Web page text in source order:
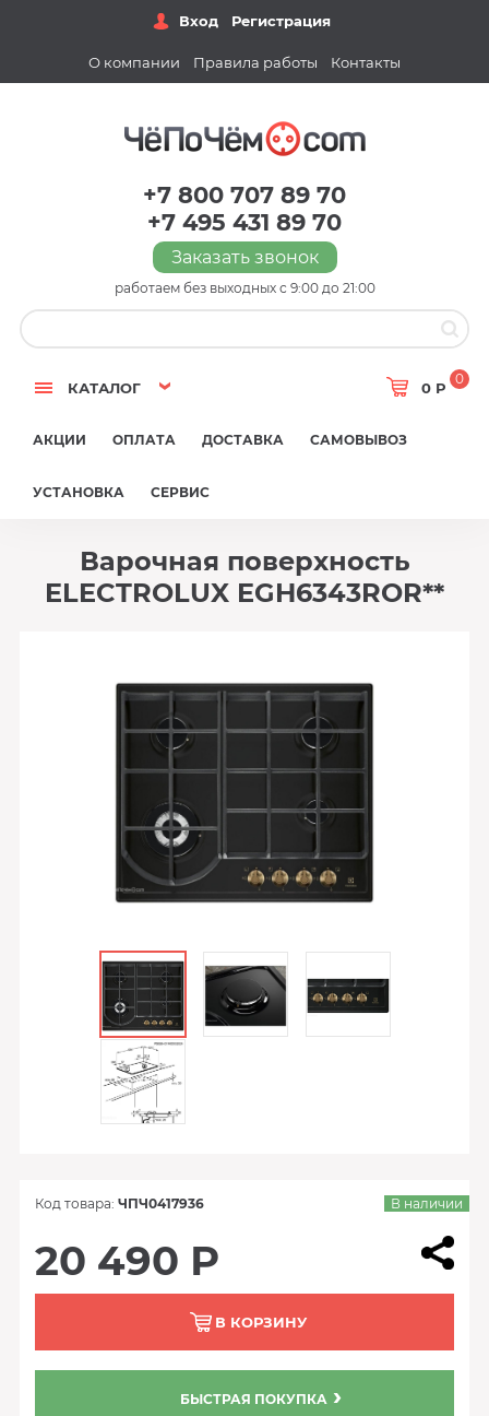
Вход Регистрация
О компании Правила работы Контакты
+7 800 707 89 70
+7 495 431 89 70
Заказать звонок
работаем без выходных с 9:00 до 21:00
КАТАЛОГ 0 Р
0
АКЦИИ ОПЛАТА ДОСТАВКА САМОВЫВОЗ
УСТАНОВКА СЕРВИС
Варочная поверхность
ELECTROLUX EGH6343ROR**
Код товара: ЧПЧ0417936 В наличии
20 490 Р
В КОРЗИНУ
БЫСТРАЯ ПОКУПКА